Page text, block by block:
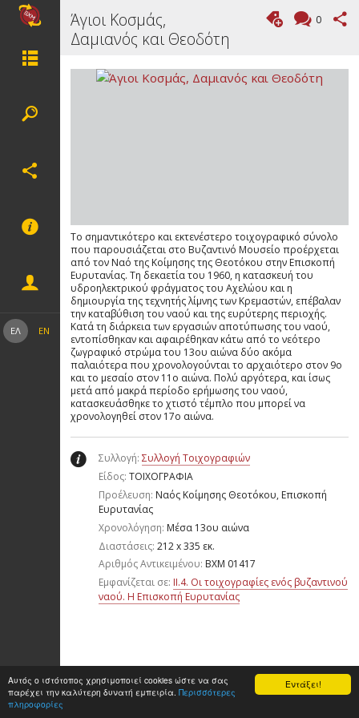
Εντάξει!
Αυτός ο ιστότοπος χρησιμοποιεί cookies ώστε να σας
παρέχει την καλύτερη δυνατή εμπειρία. Περισσότερες
πληροφορίες
ΕΛ EN
Άγιοι Κοσμάς,
Δαμιανός και Θεοδότη
0
Το σημαντικότερο και εκτενέστερο τοιχογραφικό σύνολο
που παρουσιάζεται στο Βυζαντινό Μουσείο προέρχεται
από τον Ναό της Κοίμησης της Θεοτόκου στην Επισκοπή
Ευρυτανίας. Τη δεκαετία του 1960, η κατασκευή του
υδροηλεκτρικού φράγματος του Αχελώου και η
δημιουργία της τεχνητής λίμνης των Κρεμαστών, επέβαλαν
την καταβύθιση του ναού και της ευρύτερης περιοχής.
Κατά τη διάρκεια των εργασιών αποτύπωσης του ναού,
εντοπίσθηκαν και αφαιρέθηκαν κάτω από το νεότερο
ζωγραφικό στρώμα του 13ου αιώνα δύο ακόμα
παλαιότερα που χρονολογούνται το αρχαιότερο στον 9ο
και το μεσαίο στον 11ο αιώνα. Πολύ αργότερα, και ίσως
μετά από μακρά περίοδο ερήμωσης του ναού,
κατασκευάσθηκε το χτιστό τέμπλο που μπορεί να
χρονολογηθεί στον 17ο αιώνα.
Συλλογή: Συλλογή Τοιχογραφιών
Είδος: ΤΟΙΧΟΓΡΑΦΙΑ
Προέλευση: Ναός Κοίμησης Θεοτόκου, Επισκοπή
Ευρυτανίας
Χρονολόγηση: Μέσα 13ου αιώνα
Διαστάσεις: 212 x 335 εκ.
Aριθμός Αντικειμένου: ΒΧΜ 01417
Εμφανίζεται σε: II.4. Οι τοιχογραφίες ενός βυζαντινού
ναού. Η Επισκοπή Ευρυτανίας